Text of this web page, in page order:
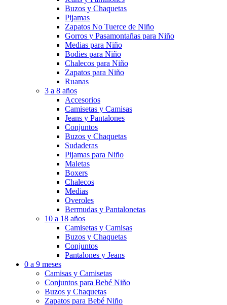
Buzos y Chaquetas
Pijamas
Zapatos No Tuerce de Niño
Gorros y Pasamontañas para Niño
Medias para Niño
Bodies para Niño
Chalecos para Niño
Zapatos para Niño
Ruanas
3 a 8 años
Accesorios
Camisetas y Camisas
Jeans y Pantalones
Conjuntos
Buzos y Chaquetas
Sudaderas
Pijamas para Niño
Maletas
Boxers
Chalecos
Medias
Overoles
Bermudas y Pantalonetas
10 a 18 años
Camisetas y Camisas
Buzos y Chaquetas
Conjuntos
Pantalones y Jeans
0 a 9 meses
Camisas y Camisetas
Conjuntos para Bebé Niño
Buzos y Chaquetas
Zapatos para Bebé Niño